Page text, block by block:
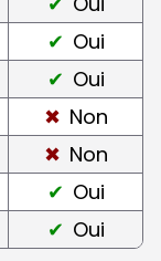
Oui
Oui
Non
Non
Oui
Oui